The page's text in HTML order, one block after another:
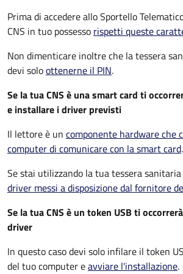
Prima di accedere allo Sportello
CNS in tuo possesso rispetti queste
Non dimenticare inoltre che la tessera
devi soloottenerne il PIN.
Se la tua CNS è una smart card ti
e installare i driver previsti
Il lettore è un componente hardware che
computer di comunicare con la smart card.
Se stai utilizzando la tua tessera
driver messi a disposizione dal fornitore
Se la tua CNS è un token USB ti
driver
In questo caso devi solo infilare il token
del tuo computer eavviare l'installazione.